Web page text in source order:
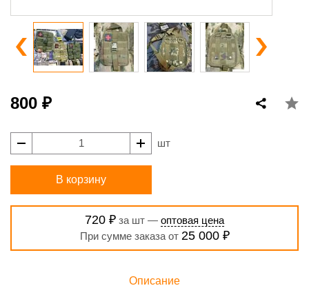
800 ₽
шт
В корзину
720 ₽ за шт — оптовая цена
При сумме заказа от 25 000 ₽
Описание